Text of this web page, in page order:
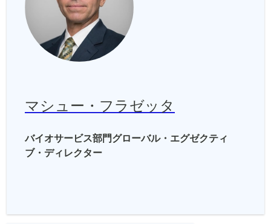
マシュー・フラゼッタ
バイオサービス部門グローバル・エグゼクティ
ブ・ディレクター